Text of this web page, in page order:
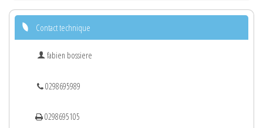
Contact technique
fabien bossiere
0298695989
0298695105